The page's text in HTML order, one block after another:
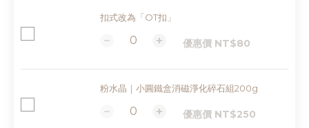
扣式改為「OT扣」
優惠價 NT$80
粉水晶｜小圓鐵盒消磁淨化碎石組200g
優惠價 NT$250